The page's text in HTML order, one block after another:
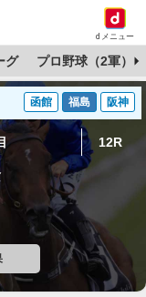
dメニュー
グ プロ野球（2軍）
函館 福島 阪神
12R